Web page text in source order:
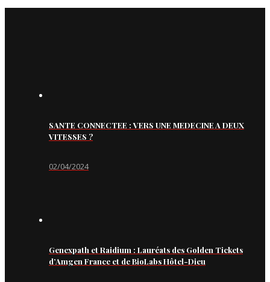
SANTE CONNECTEE : VERS UNE MEDECINE A DEUX
VITESSES ?
02/04/2024
Genexpath et Raidium : Lauréats des Golden Tickets
d’Amgen France et de BioLabs Hôtel-Dieu